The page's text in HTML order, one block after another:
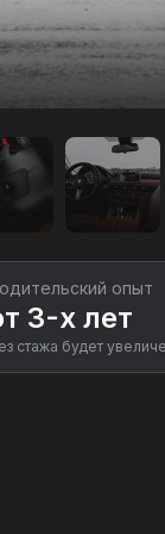
опыт
3-х лет
стажа будет